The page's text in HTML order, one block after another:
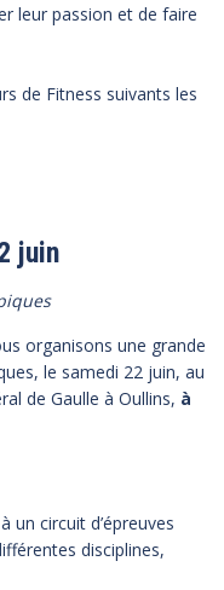
leur passion et de faire
de Fitness suivants les
juin
organisons une grande
le samedi 22 juin, au
de Gaulle à Oullins, à
un circuit d’épreuves
disciplines,